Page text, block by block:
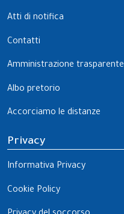
Atti di notifica
Contatti
Amministrazione trasparente
Albo pretorio
Accorciamo le distanze
Privacy
Informativa Privacy
Cookie Policy